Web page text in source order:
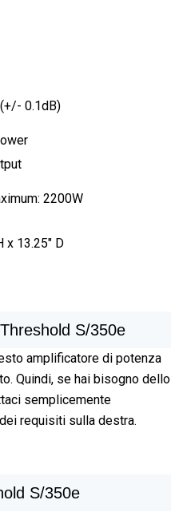
0.1dB)
2200W
x 13.25″ D
S/350e
amplificatore di potenza
Quindi, se hai bisogno dello
semplicemente
requisiti sulla destra.
S/350e